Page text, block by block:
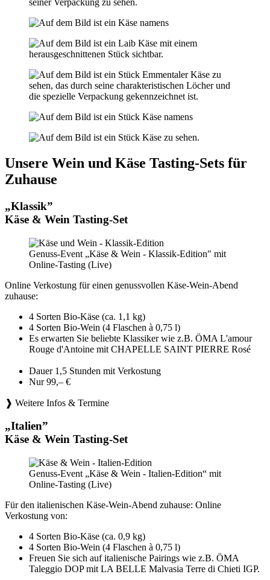
Unsere Wein und Käse Tasting-Sets für
Zuhause
„Klassik”
Käse & Wein Tasting-Set
Genuss-Event „Käse & Wein - Klassik-Edition" mit
Online-Tasting (Live)
Online Verkostung für einen genussvollen Käse-Wein-Abend
zuhause:
4 Sorten Bio-Käse (ca. 1,1 kg)
4 Sorten Bio-Wein (4 Flaschen à 0,75 l)
Es erwarten Sie beliebte Klassiker wie z.B. ÖMA L'amour
Rouge d'Antoine mit CHAPELLE SAINT PIERRE Rosé
Dauer 1,5 Stunden mit Verkostung
Nur 99,– €
❱ Weitere Infos & Termine
„Italien”
Käse & Wein Tasting-Set
Genuss-Event „Käse & Wein - Italien-Edition“ mit
Online-Tasting (Live)
Für den italienischen Käse-Wein-Abend zuhause: Online
Verkostung von:
4 Sorten Bio-Käse (ca. 0,9 kg)
4 Sorten Bio-Wein (4 Flaschen à 0,75 l)
Freuen Sie sich auf italienische Pairings wie z.B. ÖMA
Taleggio DOP mit LA BELLE Malvasia Terre di Chieti IGP.